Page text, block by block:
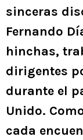
sinceras
Fernando
hinchas,
dirigentes
durante el
Unido.
cada